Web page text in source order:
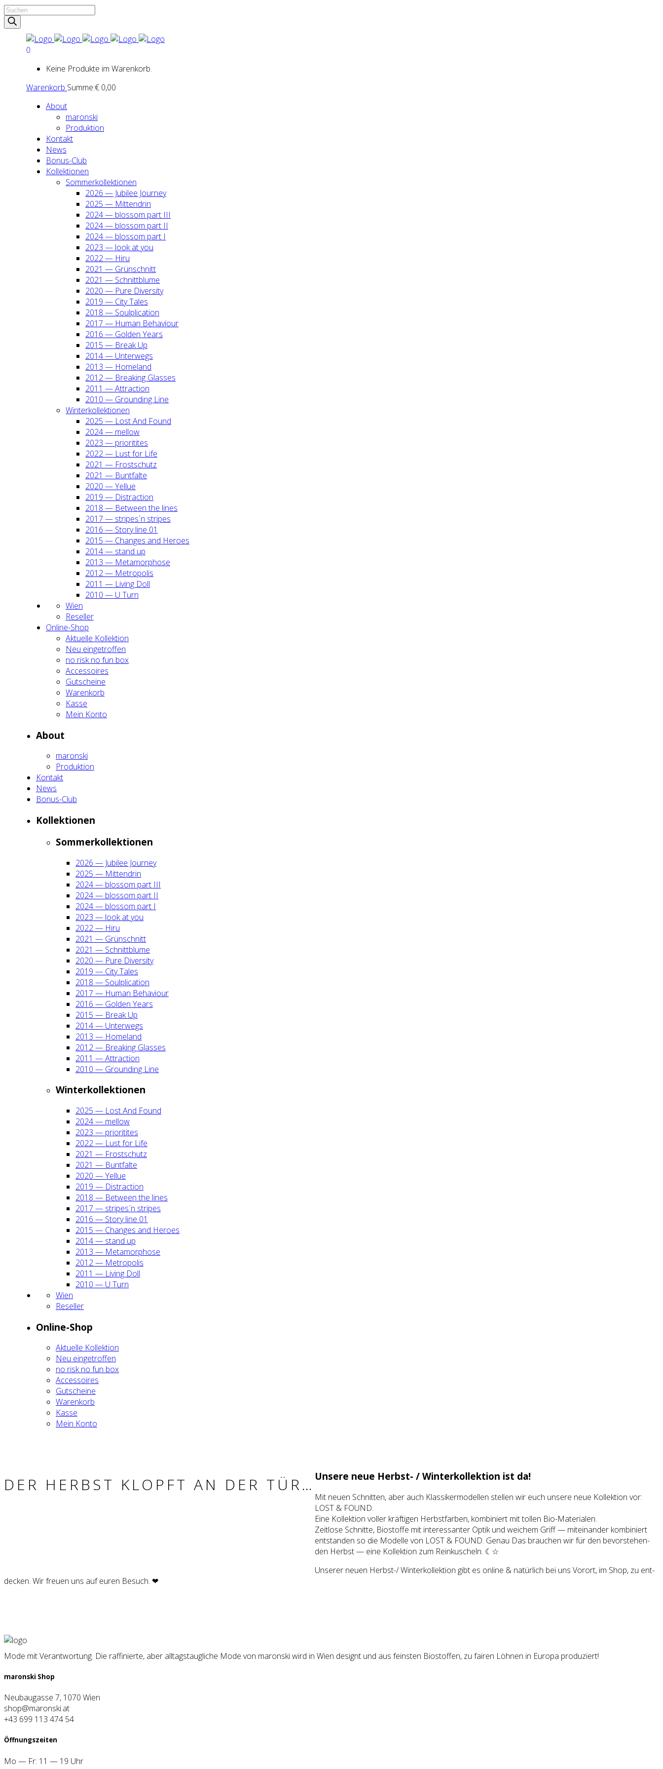
Products
search
0
Keine Produkte im Warenkorb.
Warenkorb Summe:€ 0,00
About
maron­ski
Pro­duk­ti­on
Kon­takt
News
Bonus-Club
Kol­lek­tio­nen
Som­mer­kol­lek­tio­nen
2026 — Jubi­lee Jour­ney
2025 — Mit­ten­drin
2024 — blos­som part III
2024 — blos­som part II
2024 — blos­som part I
2023 — look at you
2022 — Hiru
2021 — Grün­schnitt
2021 — Schnitt­blu­me
2020 — Pure Diver­si­ty
2019 — City Tales
2018 — Soul­pli­ca­ti­on
2017 — Human Beha­viour
2016 — Gol­den Years
2015 — Break Up
2014 — Unter­wegs
2013 — Home­land
2012 — Brea­king Glas­ses
2011 — Attrac­tion
2010 — Groun­ding Line
Win­ter­kol­lek­tio­nen
2025 — Lost And Found
2024 — mel­low
2023 — prio­ri­ti­tes
2022 — Lust for Life
2021 — Frost­schutz
2021 — Bunt­fal­te
2020 — Yel­lue
2019 — Dis­trac­tion
2018 — Bet­ween the lines
2017 — stripes´n stripes
2016 — Sto­ry line 01
2015 — Chan­ges and Heroes
2014 — stand up
2013 — Meta­mor­pho­se
2012 — Metro­po­lis
2011 — Living Doll
2010 — U Turn
Wien
Resel­ler
Online-Shop
Aktu­el­le Kol­lek­ti­on
Neu ein­ge­trof­fen
no risk no fun box
Acces­soires
Gut­schei­ne
Waren­korb
Kas­se
Mein Kon­to
About
maron­ski
Pro­duk­ti­on
Kon­takt
News
Bonus-Club
Kol­lek­tio­nen
Som­mer­kol­lek­tio­nen
2026 — Jubi­lee Jour­ney
2025 — Mit­ten­drin
2024 — blos­som part III
2024 — blos­som part II
2024 — blos­som part I
2023 — look at you
2022 — Hiru
2021 — Grün­schnitt
2021 — Schnitt­blu­me
2020 — Pure Diver­si­ty
2019 — City Tales
2018 — Soul­pli­ca­ti­on
2017 — Human Beha­viour
2016 — Gol­den Years
2015 — Break Up
2014 — Unter­wegs
2013 — Home­land
2012 — Brea­king Glas­ses
2011 — Attrac­tion
2010 — Groun­ding Line
Win­ter­kol­lek­tio­nen
2025 — Lost And Found
2024 — mel­low
2023 — prio­ri­ti­tes
2022 — Lust for Life
2021 — Frost­schutz
2021 — Bunt­fal­te
2020 — Yel­lue
2019 — Dis­trac­tion
2018 — Bet­ween the lines
2017 — stripes´n stripes
2016 — Sto­ry line 01
2015 — Chan­ges and Heroes
2014 — stand up
2013 — Meta­mor­pho­se
2012 — Metro­po­lis
2011 — Living Doll
2010 — U Turn
Wien
Resel­ler
Online-Shop
Aktu­el­le Kol­lek­ti­on
Neu ein­ge­trof­fen
no risk no fun box
Acces­soires
Gut­schei­ne
Waren­korb
Kas­se
Mein Kon­to
DER HERBST KLOPFT AN DER TÜR… Unse­re neue Herbst- / Winter­kollektion ist da!
Mit neu­en Schnit­ten, aber auch Klas­si­ker­mo­del­len stel­len wir euch unse­re neue Kol­lek­ti­on vor:
LOST & FOUND.
Eine Kol­lek­ti­on vol­ler kräf­ti­gen Herbst­far­ben, kom­bi­niert mit tol­len Bio-Mate­ria­len.
Zeit­lo­se Schnit­te, Bio­stof­fe mit inter­es­san­ter Optik und wei­chem Griff — mit­ein­an­der kom­bi­niert
ent­stan­den so die Model­le von LOST & FOUND. Genau Das brau­chen wir für den bevor­ste­hen­
den Herbst — eine Kol­lek­ti­on zum Rein­ku­scheln. ☾☆
Unse­rer neu­en Herbst-/ Winter­kollektion gibt es online & natür­lich bei uns Vor­ort, im Shop, zu ent­
de­cken. Wir freu­en uns auf euren Besuch. ❤︎
Mode mit Verantwortung. Die raffinierte, aber alltagstaugliche Mode von maronski wird in Wien designt und aus feinsten Biostoffen, zu fairen Löhnen in Europa produziert!
maron­ski Shop
Neubaugasse 7, 1070 Wien
shop@maronski.at
+43 699 113 474 54
Öff­nungs­zei­ten
Mo — Fr: 11 — 19 Uhr